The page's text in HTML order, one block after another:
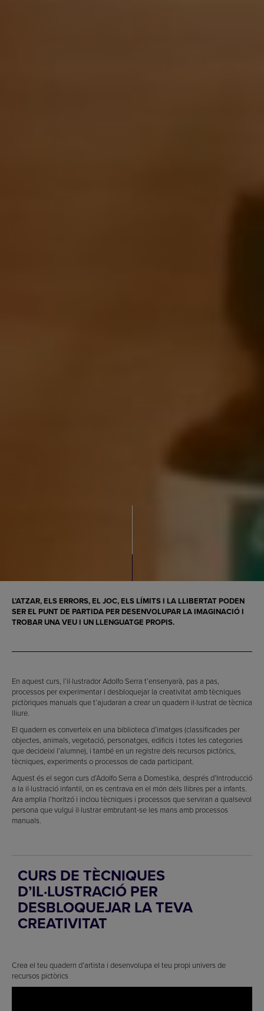
L’ATZAR, ELS ERRORS, EL JOC, ELS LÍMITS I LA LLIBERTAT PODEN
SER EL PUNT DE PARTIDA PER DESENVOLUPAR LA IMAGINACIÓ I
TROBAR UNA VEU I UN LLENGUATGE PROPIS.
En aquest curs, l’il·lustrador Adolfo Serra t’ensenyarà, pas a pas,
processos per experimentar i desbloquejar la creativitat amb tècniques
pictòriques manuals que t’ajudaran a crear un quadern il·lustrat de tècnica
lliure.
El quadern es converteix en una biblioteca d’imatges (classificades per
objectes, animals, vegetació, personatges, edificis i totes les categories
que decideixi l’alumne), i també en un registre dels recursos pictòrics,
tècniques, experiments o processos de cada participant.
Aquest és el segon curs d’Adolfo Serra a Domestika, després d’Introducció
a la il·lustració infantil, on es centrava en el món dels llibres per a infants.
Ara amplia l’horitzó i inclou tècniques i processos que serviran a qualsevol
persona que vulgui il·lustrar embrutant-se les mans amb processos
manuals.
CURS DE TÈCNIQUES
D’IL·LUSTRACIÓ PER
DESBLOQUEJAR LA TEVA
CREATIVITAT
Crea el teu quadern d’artista i desenvolupa el teu propi univers de
recursos pictòrics